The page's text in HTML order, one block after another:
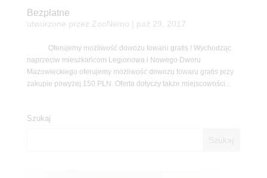
Bezpłatne
utworzone przez ZooNemo paź 29, 2017
Oferujemy możliwość dowozu towaru gratis ! Wychodząc
naprzeciw mieszkańcom Legionowa i Nowego Dworu
Mazowieckiego oferujemy możliwość dowozu towaru gratis przy
zakupie powyżej 150 PLN. Oferta dotyczy także miejscowości...
Szukaj